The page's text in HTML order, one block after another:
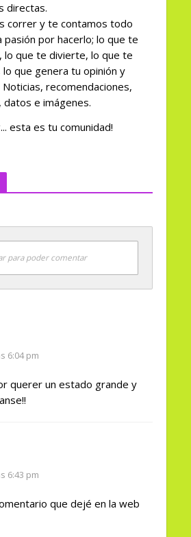
directas.
correr y te contamos todo
pasión por hacerlo; lo que te
lo que te divierte, lo que te
lo que genera tu opinión y
recomendaciones,
datos e imágenes.
esta es tu comunidad!
para poder comentar
6:04 pm
querer un estado grande y
6:43 pm
que dejé en la web